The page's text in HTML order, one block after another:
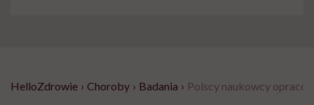
HelloZdrowie › Choroby › Badania › Polscy naukowcy